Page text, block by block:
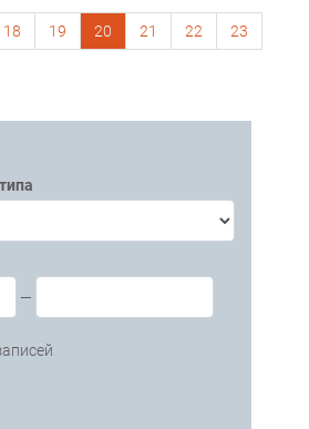
18 19 20 21 22 23
—